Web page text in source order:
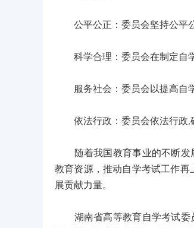
公平公正：委员会坚持公平公
科学合理：委员会在制定自学
服务社会：委员会以提高自学
依法行政：委员会依法行政,
随着我国教育事业的不断发展
教育资源，推动自学考试工作
展贡献力量。
湖南省高等教育自学考试委员